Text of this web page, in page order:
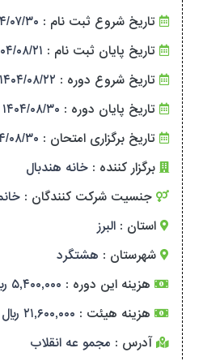
تاریخ شروع ثبت نام : ۱۴۰۴/
تاریخ پایان ثبت نام : ۱۴۰۴/
تاریخ شروع دوره : ۱۴۰۴/۰۸/۲۲
تاریخ پایان دوره : ۱۴۰۴/۰۸/۳۰
تاریخ برگزاری امتحان : ۱۴۰۴/
برگزار کننده : خانه هندبال
جنسیت شرکت کنندگان :
استان : البرز
شهرستان : هشتگرد
هزینه این دوره : ۵,۴۰۰,۰۰۰ ریال
هزینه هیئت : ۲۱,۶۰۰,۰۰۰ ریال
آدرس : مجمو عه انقلاب